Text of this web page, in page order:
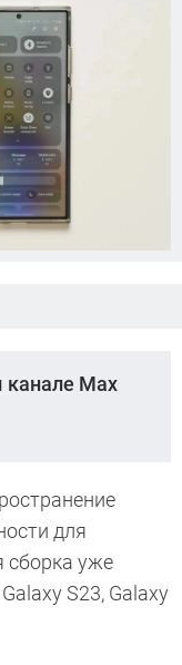
Max
для
сборка уже
S23, Galaxy